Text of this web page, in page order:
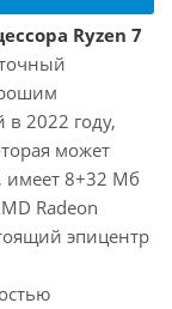
Ryzen 7
2022 году,
может
имеет 8+32 Мб
Radeon
эпицентр